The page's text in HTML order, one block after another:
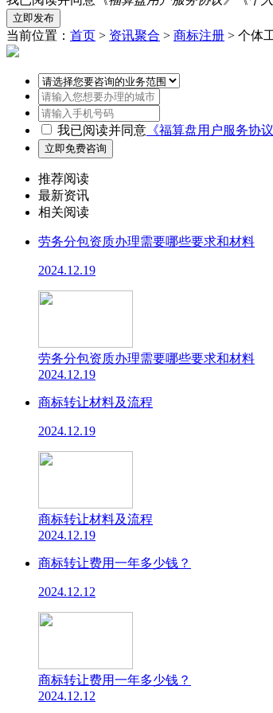
当前位置： 首页 > 资讯聚合 > 商标注册 > 个体
我已阅读并同意 《福算盘用户服务协议
推荐阅读
最新资讯
相关阅读
劳务分包资质办理需要哪些要求和材料
2024.12.19
劳务分包资质办理需要哪些要求和材料
2024.12.19
商标转让材料及流程
2024.12.19
商标转让材料及流程
2024.12.19
商标转让费用一年多少钱？
2024.12.12
商标转让费用一年多少钱？
2024.12.12